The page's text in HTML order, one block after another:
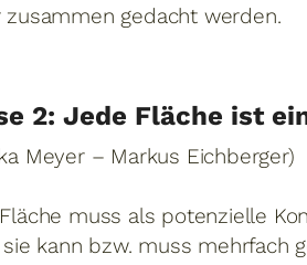
zusammen gedacht werden.
2: Jede Fläche ist
Meyer – Markus Eichberger)
muss als potenzielle
sie kann bzw. muss mehrfach